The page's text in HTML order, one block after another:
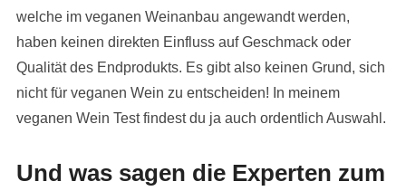
welche im veganen Weinanbau angewandt werden,
haben keinen direkten Einfluss auf Geschmack oder
Qualität des Endprodukts. Es gibt also keinen Grund, sich
nicht für veganen Wein zu entscheiden! In meinem
veganen Wein Test findest du ja auch ordentlich Auswahl.
Und was sagen die Experten zum